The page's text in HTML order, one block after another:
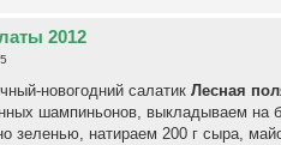
2012
новогодний салатик Лесная
шампиньонов, выкладываем на
зеленью, натираем 200 г сыра,